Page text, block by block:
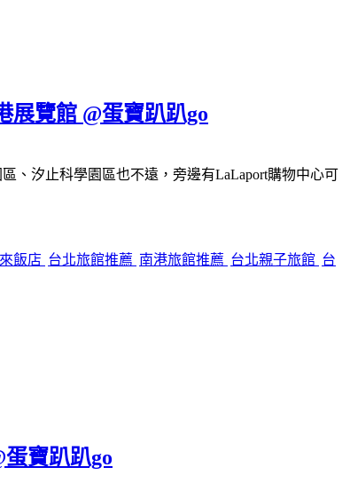
覽館 @蛋寶趴趴go
、汐止科學園區也不遠，旁邊有LaLaport購物中心可
飯店 台北旅館推薦 南港旅館推薦 台北親子旅館 台
寶趴趴go